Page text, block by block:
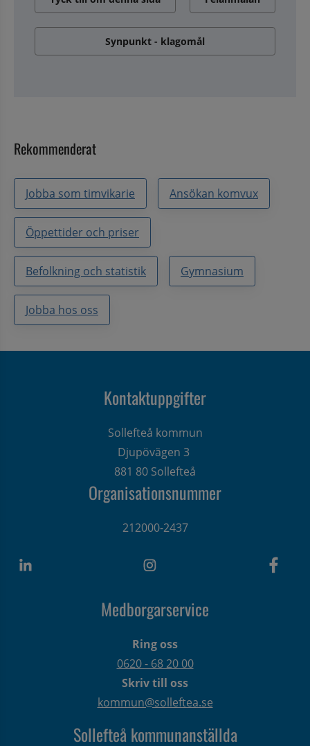
Synpunkt - klagomål
Rekommenderat
Jobba som timvikarie Ansökan komvux
Öppettider och priser
Befolkning och statistik Gymnasium
Jobba hos oss
Kontaktuppgifter
Sollefteå kommun
Djupövägen 3
881 80 Sollefteå
Organisationsnummer
212000-2437
Medborgarservice
Ring oss
0620 - 68 20 00
Skriv till oss
kommun@solleftea.se
Sollefteå kommunanställda